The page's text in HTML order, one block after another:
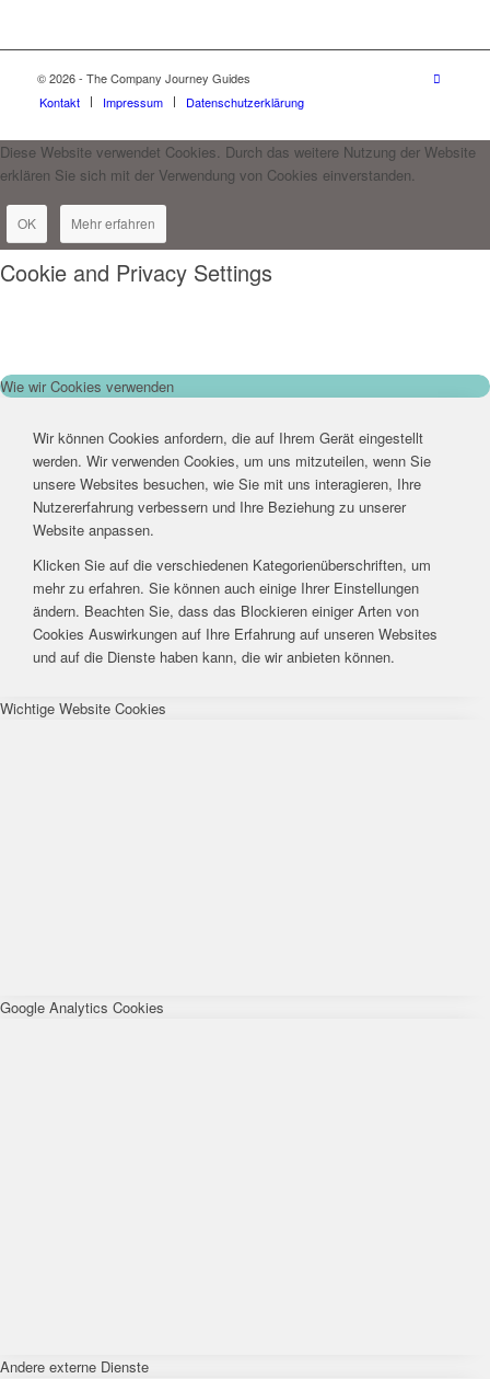
© 2026 - The Company Journey Guides
Kontakt
Impressum Datenschutzerklärung
Diese Website verwendet Cookies. Durch das weitere Nutzung der Website
erklären Sie sich mit der Verwendung von Cookies einverstanden.
OK Mehr erfahren
Cookie and Privacy Settings
Wie wir Cookies verwenden
Wir können Cookies anfordern, die auf Ihrem Gerät eingestellt
werden. Wir verwenden Cookies, um uns mitzuteilen, wenn Sie
unsere Websites besuchen, wie Sie mit uns interagieren, Ihre
Nutzererfahrung verbessern und Ihre Beziehung zu unserer
Website anpassen.
Klicken Sie auf die verschiedenen Kategorienüberschriften, um
mehr zu erfahren. Sie können auch einige Ihrer Einstellungen
ändern. Beachten Sie, dass das Blockieren einiger Arten von
Cookies Auswirkungen auf Ihre Erfahrung auf unseren Websites
und auf die Dienste haben kann, die wir anbieten können.
Wichtige Website Cookies
Google Analytics Cookies
Andere externe Dienste